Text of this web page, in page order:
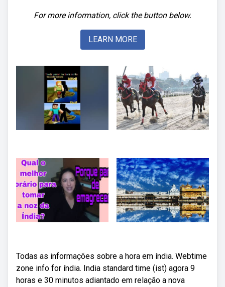
For more information, click the button below.
LEARN MORE
Todas as informações sobre a hora em índia. Webtime
zone info for índia. India standard time (ist) agora 9
horas e 30 minutos adiantado em relação a nova